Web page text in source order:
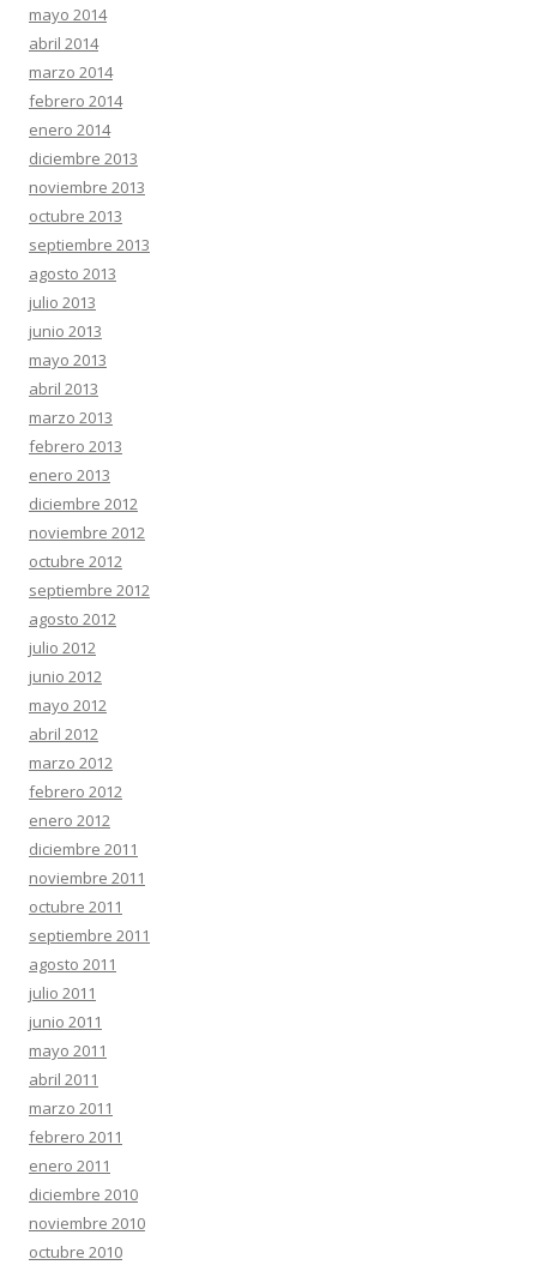
mayo 2014
abril 2014
marzo 2014
febrero 2014
enero 2014
diciembre 2013
noviembre 2013
octubre 2013
septiembre 2013
agosto 2013
julio 2013
junio 2013
mayo 2013
abril 2013
marzo 2013
febrero 2013
enero 2013
diciembre 2012
noviembre 2012
octubre 2012
septiembre 2012
agosto 2012
julio 2012
junio 2012
mayo 2012
abril 2012
marzo 2012
febrero 2012
enero 2012
diciembre 2011
noviembre 2011
octubre 2011
septiembre 2011
agosto 2011
julio 2011
junio 2011
mayo 2011
abril 2011
marzo 2011
febrero 2011
enero 2011
diciembre 2010
noviembre 2010
octubre 2010